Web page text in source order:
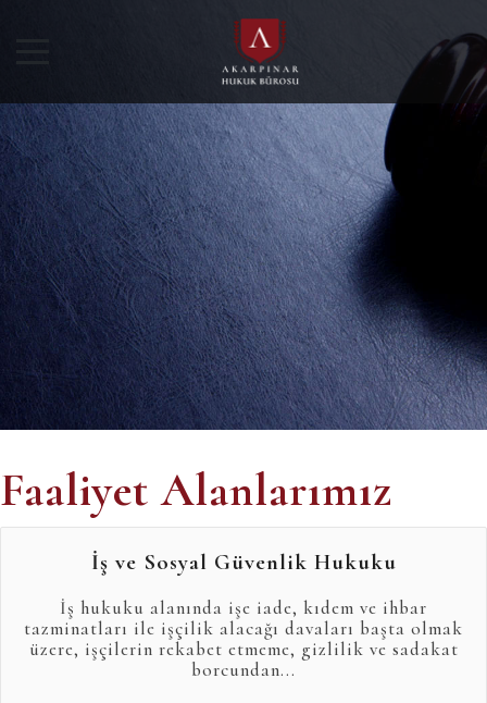
Faaliyet Alanlarımız
İş ve Sosyal Güvenlik Hukuku
İş hukuku alanında işe iade, kıdem ve ihbar
tazminatları ile işçilik alacağı davaları başta olmak
üzere, işçilerin rekabet etmeme, gizlilik ve sadakat
borcundan...